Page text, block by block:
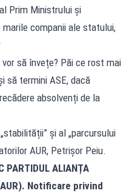
Prim Ministrului și
companii ale statului,
să învețe? Păi ce rost mai
să termini ASE, dacă
absolvenți de la
și al „parcursului
AUR, Petrișor Peiu.
PARTIDUL ALIANȚA
(AUR). Notificare privind